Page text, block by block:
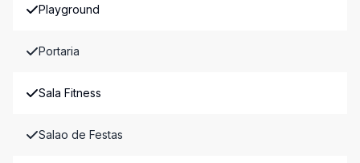
Playground
Portaria
Sala Fitness
Salao de Festas